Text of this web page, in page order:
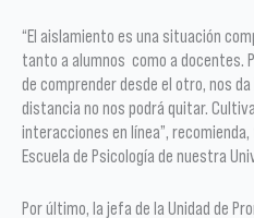
“El aislamiento es una situación
tanto a alumnos como a docentes.
de comprender desde el otro, nos
distancia no nos podrá quitar.
interacciones en línea”,
Escuela de Psicología de nuestra
Por último, la jefa de la Unidad de